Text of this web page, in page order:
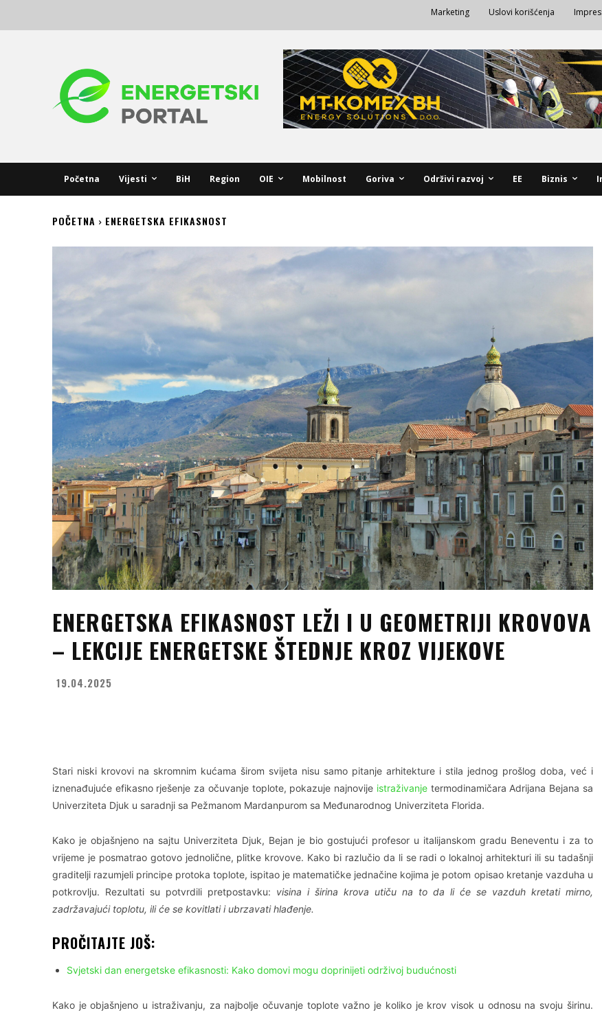
Marketing Uslovi korišćenja
Početna Vijesti BiH Region OIE Mobilnost Goriva Održivi razvoj EE Biznis
POČETNA ENERGETSKA EFIKASNOST
ENERGETSKA EFIKASNOST LEŽI I U GEOMETRIJI KROVOVA
– LEKCIJE ENERGETSKE ŠTEDNJE KROZ VIJEKOVE
19.04.2025
Stari niski krovovi na skromnim kućama širom svijeta nisu samo pitanje arhitekture i stila jednog prošlog doba, već i
iznenađujuće efikasno rješenje za očuvanje toplote, pokazuje najnovije istraživanjetermodinamičara Adrijana Bejana sa
Univerziteta Djuk u saradnji sa Pežmanom Mardanpurom sa Međunarodnog Univerziteta Florida.
Kako je objašnjeno na sajtu Univerziteta Djuk, Bejan je bio gostujući profesor u italijanskom gradu Beneventu i za to
vrijeme je posmatrao gotovo jednolične, plitke krovove. Kako bi razlučio da li se radi o lokalnoj arhitekturi ili su tadašnji
graditelji razumjeli principe protoka toplote, ispitao je matematičke jednačine kojima je potom opisao kretanje vazduha u
potkrovlju. Rezultati su potvrdili pretpostavku: visina i širina krova utiču na to da li će se vazduh kretati mirno,
zadržavajući toplotu, ili će se kovitlati i ubrzavati hlađenje.
PROČITAJTE JOŠ:
Svjetski dan energetske efikasnosti: Kako domovi mogu doprinijeti održivoj budućnosti
Kako je objašnjeno u istraživanju, za najbolje očuvanje toplote važno je koliko je krov visok u odnosu na svoju širinu.